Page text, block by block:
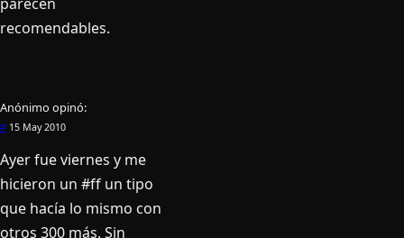
recomendables.
Anónimo opinó:
# 15 May 2010
Ayer fue viernes y me
hicieron un #ff un tipo
que hací­a lo mismo con
otros 300 más. Sin